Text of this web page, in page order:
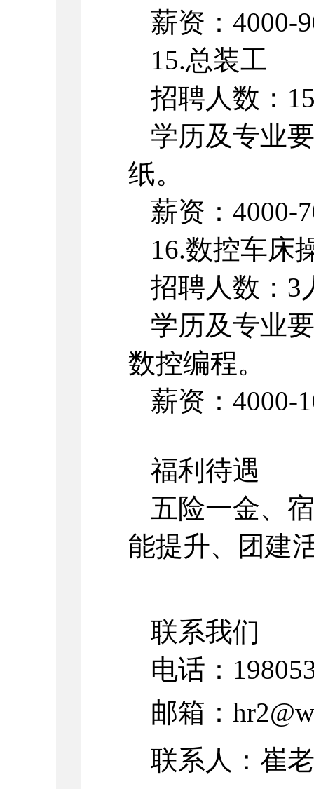
薪资：4000-
15.总装工
招聘人数：
学历及专业
纸。
薪资：4000-
16.数控车床
招聘人数：3
学历及专业
数控编程。
薪资：4000-
福利待遇
五险一金、
能提升、团建
联系我们
电话：
邮箱：
联系人：崔